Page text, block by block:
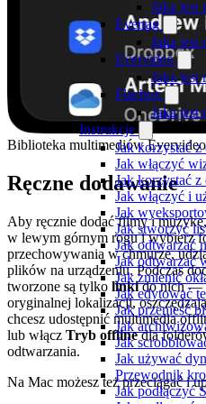
Jaka jest
Evertag
Jaka jest
Evervideo
Jaka jest
Flacbox
Jaka jest
Instrukcje
Jak korzystać
Jak włączyć
Jak korzystać
Jak włączyć i
Jak
Jak stworzyć
Jak odtwarzać
Jak odtwarzać
Jak zmienić
Jak edytować
Jak przenieść
Jak
Jak
Jak używać
Przewodnik
Jak podłączyć
Biblioteka multimediów Evervideo
Ręczne dodawanie
Aby ręcznie dodać filmy i
w lewym górnym rogu i wybierz
przechowywania w chmurze,
plików na urządzeniu. Podczas
tworzone są tylko linkido nich —
oryginalnej lokalizacji,
chcesz udostępnić multimedia
lub włącz Tryb offlinedla
odtwarzania.
Na Mac możesz też przeciągać i